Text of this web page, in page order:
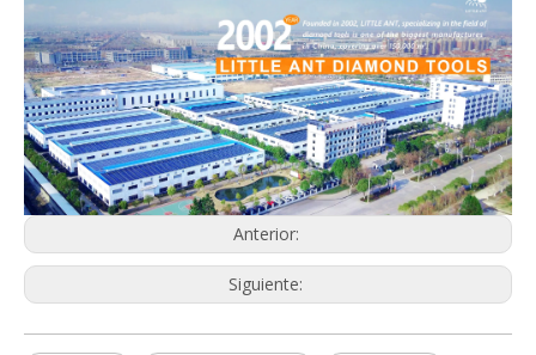
Anterior:
Siguiente: